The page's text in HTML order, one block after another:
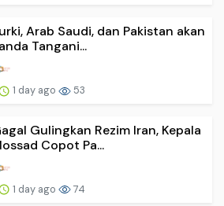
Arab Saudi, dan Pakistan akan
Tangani...
1 day ago 53
Gulingkan Rezim Iran, Kepala
Copot Pa...
1 day ago 74